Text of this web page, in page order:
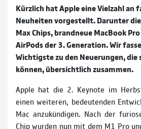
Kürzlich hat Apple eine Vielzahl an
Neuheiten vorgestellt. Darunter
Max Chips, brandneue MacBook
AirPods der 3. Generation. Wir
Wichtigste zu den Neuerungen,
können, übersichtlich zusammen.
Apple hat die 2. Keynote im
einen weiteren, bedeutenden
Mac anzukündigen. Nach der
Chip wurden nun mit dem M1 Pro